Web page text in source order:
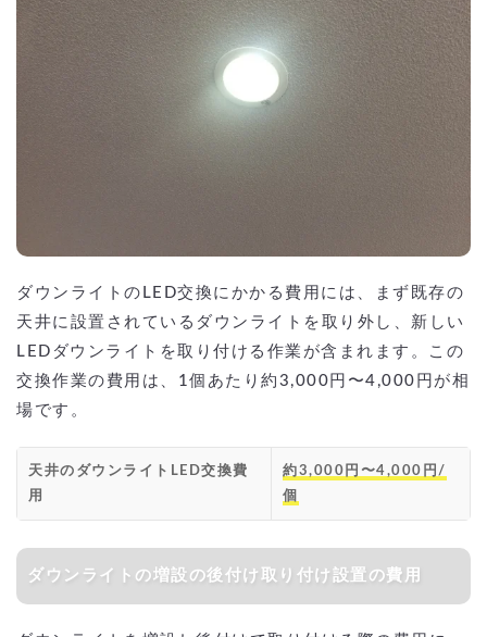
ダウンライトのLED交換にかかる費用には、まず既存の
天井に設置されているダウンライトを取り外し、新しい
LEDダウンライトを取り付ける作業が含まれます。この
交換作業の費用は、1個あたり約3,000円〜4,000円が相
場です。
天井のダウンライトLED交換費
用
約3,000円〜4,000円/
個
ダウンライトの増設の後付け取り付け設置の費用